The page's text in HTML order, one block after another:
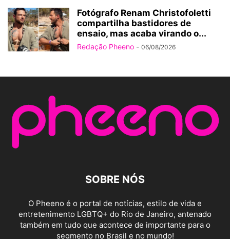
Fotógrafo Renam Christofoletti
compartilha bastidores de
ensaio, mas acaba virando o...
Redação Pheeno - 06/08/2026
SOBRE NÓS
O Pheeno é o portal de notícias, estilo de vida e
entretenimento LGBTQ+ do Rio de Janeiro, antenado
também em tudo que acontece de importante para o
segmento no Brasil e no mundo!